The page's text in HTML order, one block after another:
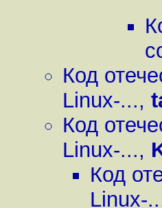
Код
Linux-...,
Код
Linux-...,
Код
Linux-